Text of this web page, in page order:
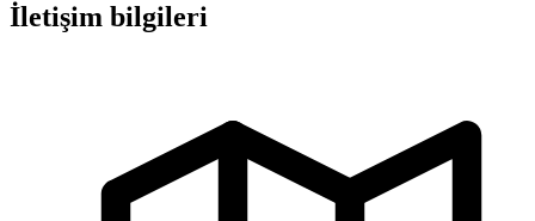
İletişim bilgileri